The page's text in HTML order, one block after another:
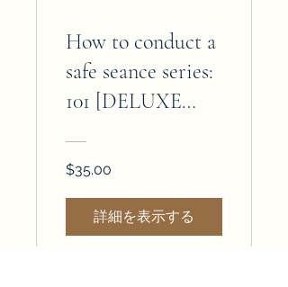
How to conduct a
safe seance series:
101 [DELUXE
$35.00
詳細を表示する